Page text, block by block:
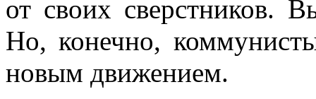
от своих сверстников.
Но, конечно,
новым движением.